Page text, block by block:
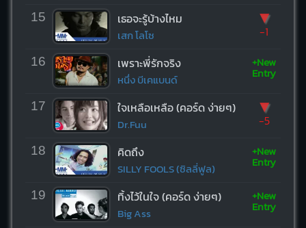
15 เธอจะรู้บ้างไหม
เสก โลโซ
▼
-1
16 เพราะพี่รักจริง
หนึ่ง บีเคแบนด์
+New
Entry
17 ใจเหลือเหลือ (คอร์ด ง่ายๆ)
Dr.Fuu
▼
-5
18 คิดถึง
SILLY FOOLS (ซิลลี่ฟูล)
+New
Entry
19 ทิ้งไว้ในใจ (คอร์ด ง่ายๆ)
Big Ass
+New
Entry